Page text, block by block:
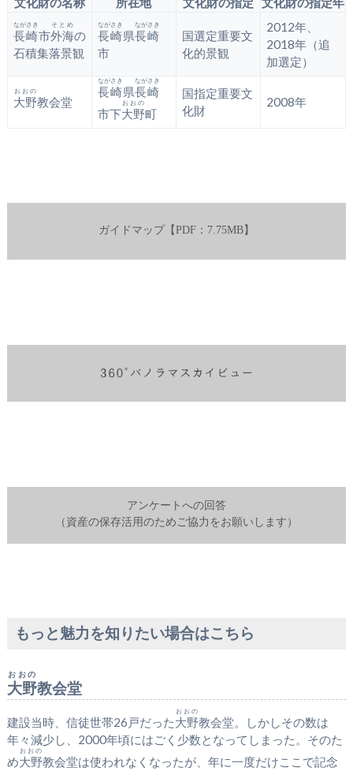
おおの
つじじんじゃ
おおの
長崎
ながさき
市外海
そとめ
の
石積集落景観
長崎
ながさき
県長崎
ながさき
市
国選定重要文
化的景観
2012年、
2018年（追
加選定）
大野
おおの
教会堂
長崎
ながさき
県長崎
ながさき
市下大野
おおの
町
国指定重要文
化財
2008年
ガイドマップ【PDF：7.75MB】
アンケートへの回答
（資産の保存活用のためご協力をお願いします）
もっと魅力を知りたい場合はこちら
大野
おおの
教会堂
建設当時、信徒世帯26戸だった大野
おおの
教会堂。しかしその数は
年々減少し、2000年頃にはごく少数となってしまった。そのた
め大野
おおの
教会堂は使われなくなったが、年に一度だけここで記念